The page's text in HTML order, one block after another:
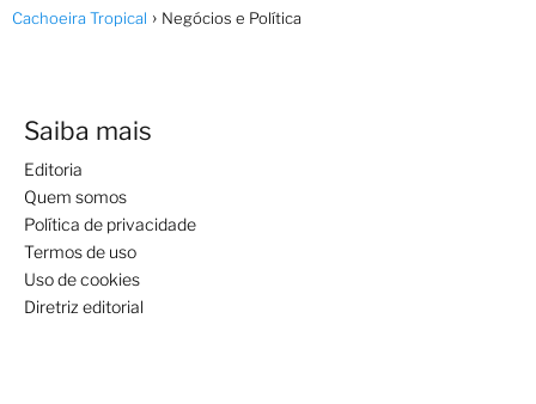
Cachoeira Tropical Negócios e Política
Saiba mais
Editoria
Quem somos
Política de privacidade
Termos de uso
Uso de cookies
Diretriz editorial